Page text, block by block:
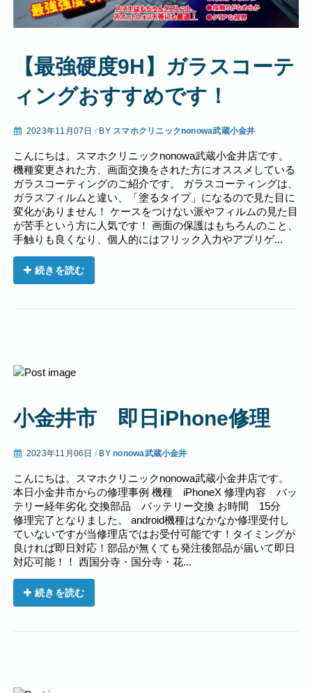
【最強硬度9H】ガラスコーテ
ィングおすすめです！
2023年11月07日 / BY スマホクリニックnonowa武蔵小金井
こんにちは。スマホクリニックnonowa武蔵小金井店です。
機種変更された方、画面交換をされた方にオススメしている
ガラスコーティングのご紹介です。 ガラスコーティングは、
ガラスフィルムと違い、「塗るタイプ」になるので見た目に
変化がありません！ ケースをつけない派やフィルムの見た目
が苦手という方に人気です！ 画面の保護はもちろんのこと、
手触りも良くなり、個人的にはフリック入力やアプリゲ...
続きを読む
小金井市 即日iPhone修理
2023年11月06日 / BYnonowa武蔵小金井
こんにちは。スマホクリニックnonowa武蔵小金井店です。
本日小金井市からの修理事例 機種 iPhoneX 修理内容 バッ
テリー経年劣化 交換部品 バッテリー交換 お時間 15分
修理完了となりました。 android機種はなかなか修理受付し
ていないですが当修理店ではお受付可能です！タイミングが
良ければ即日対応！部品が無くても発注後部品が届いて即日
対応可能！！ 西国分寺・国分寺・花...
続きを読む